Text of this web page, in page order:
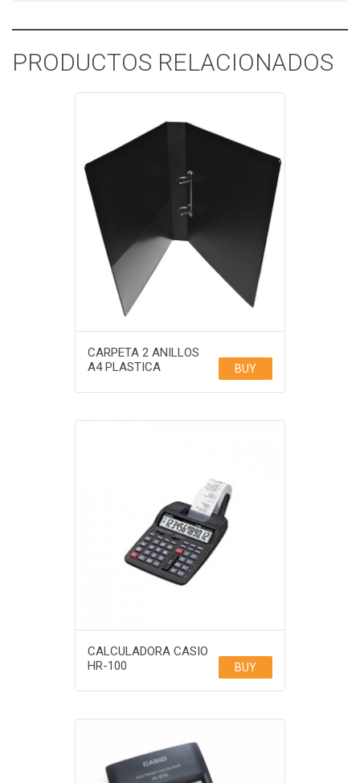
PRODUCTOS RELACIONADOS
CARPETA 2 ANILLOS
A4 PLASTICA
BUY
CALCULADORA CASIO
HR-100
BUY